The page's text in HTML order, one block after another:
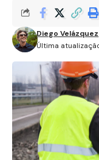
Última
Diego Velázquez